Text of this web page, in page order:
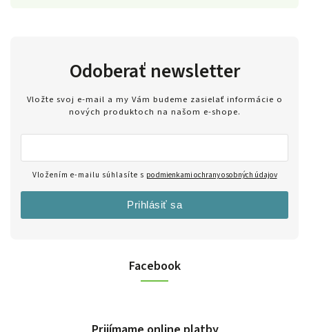
Facebook
Odoberať newsletter
Vložte svoj e-mail a my Vám budeme zasielať informácie o
nových produktoch na našom e-shope.
Vložením e-mailu súhlasíte s podmienkami ochrany osobných údajov
Prihlásiť sa